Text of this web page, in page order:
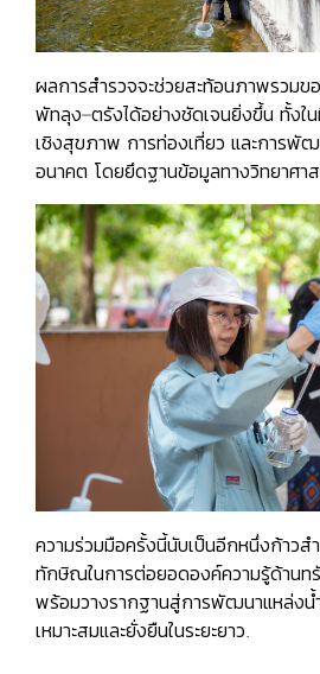
ผลการสำรวจจะช่วยสะท้อนภาพรวม
พัทลุง–ตรังได้อย่างชัดเจนยิ่งขึ้น ทั้งใ
เชิงสุขภาพ การท่องเที่ยว และการพัฒ
อนาคต โดยยึดฐานข้อมูลทางวิทยาศา
ความร่วมมือครั้งนี้นับเป็นอีกหนึ่งก้าว
ทักษิณในการต่อยอดองค์ความรู้ด้านท
พร้อมวางรากฐานสู่การพัฒนาแหล่งน้
เหมาะสมและยั่งยืนในระยะยาว.